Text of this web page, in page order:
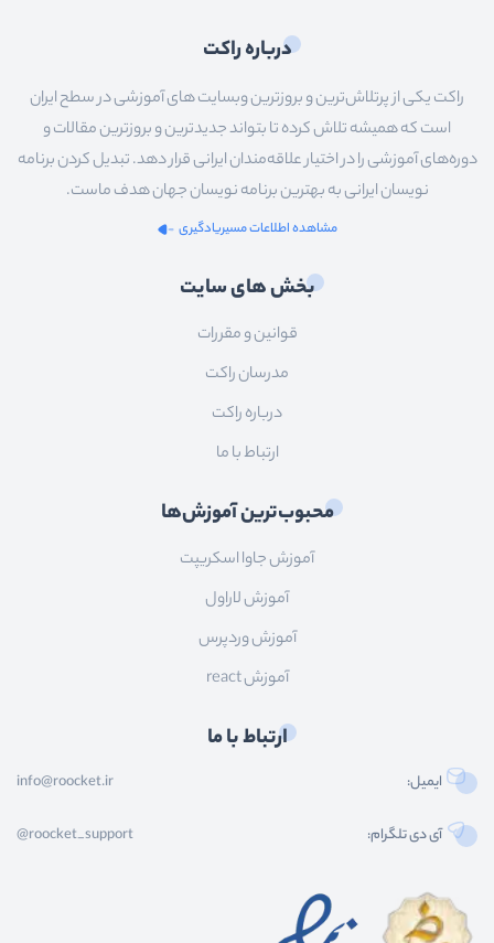
درباره راکت
راکت یکی از پرتلاش‌ترین و بروزترین وبسایت های آموزشی در سطح ایران
است که همیشه تلاش کرده تا بتواند جدیدترین و بروزترین مقالات و
دوره‌های آموزشی را در اختیار علاقه‌مندان ایرانی قرار دهد. تبدیل کردن برنامه
نویسان ایرانی به بهترین برنامه نویسان جهان هدف ماست.
مشاهده اطلاعات مسیریادگیری
بخش های سایت
قوانین و مقررات
مدرسان راکت
درباره راکت
ارتباط با ما
محبوب‌ترین آموزش‌ها
آموزش جاوا اسکریپت
آموزش لاراول
آموزش وردپرس
آموزش react
ارتباط با ما
ایمیل: info@roocket.ir
آی دی تلگرام: @roocket_support